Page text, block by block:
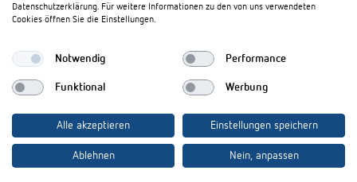
Vi preghiamo di visitarci su:
Note redazionali Disposizioni per la tutela dei dati
Datenschutzerklärung. Für weitere Informationen zu den von uns verwendeten
Cookies öffnen Sie die Einstellungen.
Notwendig Performance
Funktional Werbung
Alle akzeptieren Einstellungen speichern
Ablehnen Nein, anpassen